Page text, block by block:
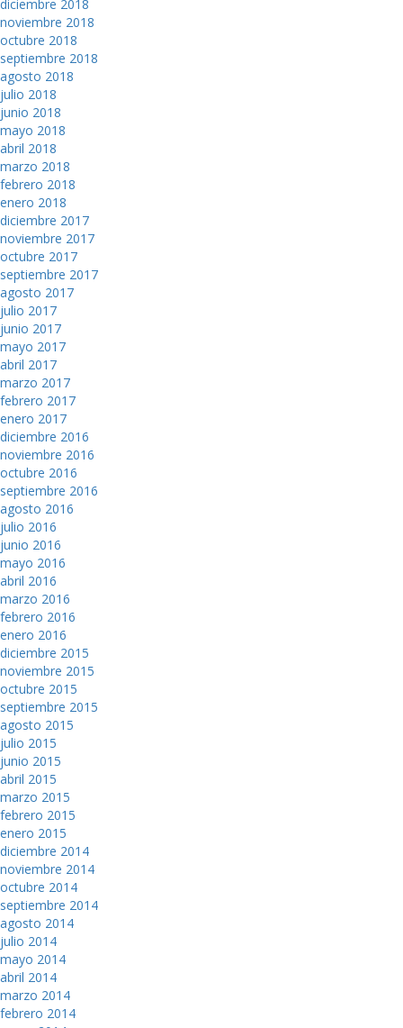
diciembre 2018
noviembre 2018
octubre 2018
septiembre 2018
agosto 2018
julio 2018
junio 2018
mayo 2018
abril 2018
marzo 2018
febrero 2018
enero 2018
diciembre 2017
noviembre 2017
octubre 2017
septiembre 2017
agosto 2017
julio 2017
junio 2017
mayo 2017
abril 2017
marzo 2017
febrero 2017
enero 2017
diciembre 2016
noviembre 2016
octubre 2016
septiembre 2016
agosto 2016
julio 2016
junio 2016
mayo 2016
abril 2016
marzo 2016
febrero 2016
enero 2016
diciembre 2015
noviembre 2015
octubre 2015
septiembre 2015
agosto 2015
julio 2015
junio 2015
abril 2015
marzo 2015
febrero 2015
enero 2015
diciembre 2014
noviembre 2014
octubre 2014
septiembre 2014
agosto 2014
julio 2014
mayo 2014
abril 2014
marzo 2014
febrero 2014